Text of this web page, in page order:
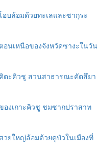
บล้อมด้วยทะเลและซากุระ
อนเหนือของจังหวัดซางะในวัน
ตะคิวชู สวนสาธารณะคัตสึยา
องเกาะคิวชู ชมซากปราสาท
ยใหญ่ล้อมด้วยคูบัวในเมืองที่